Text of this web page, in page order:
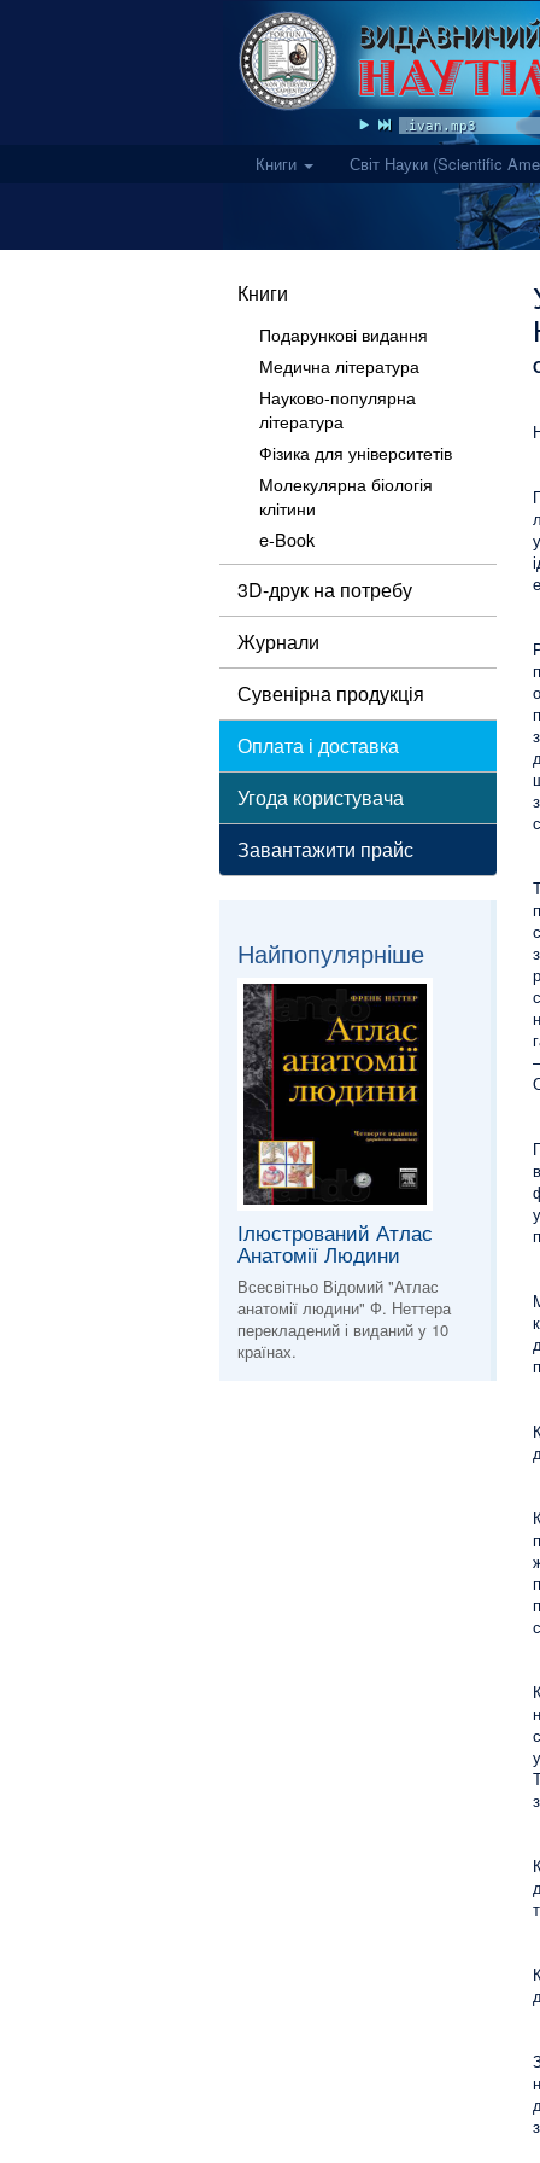
Olivan.mp3
Книги Світ Науки (Scientific
Книги
Подарункові видання
Медична література
Науково-популярна
література
Фізика для університетів
Молекулярна біологія
клітини
e-Book
3D-друк на потребу
Журнали
Сувенірна продукція
Оплата і доставка
Угода користувача
Завантажити прайс
Найпопулярніше
Ілюстрований Атлас
Анатомії Людини
Всесвітньо Відомий "Атлас
анатомії людини" Ф. Неттера
перекладений і виданий у 10
країнах.